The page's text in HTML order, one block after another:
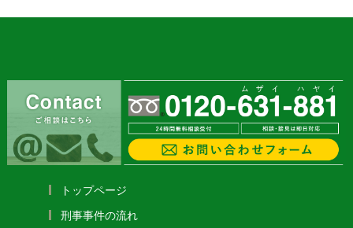
トップページ
刑事事件の流れ